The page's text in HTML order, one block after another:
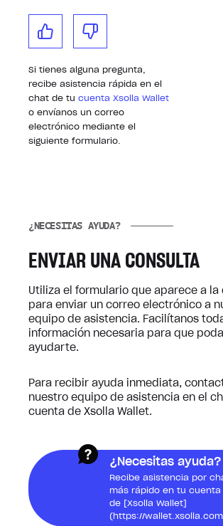
Si tienes alguna pregunta,
recibe asistencia rápida en el
chat de tu cuenta Xsolla Wallet
o envíanos un correo
electrónico mediante el
siguiente formulario.
¿NECESITAS AYUDA?
ENVIAR UNA CONSULTA
Utiliza el formulario que aparece a la
para enviar un correo electrónico a
equipo de asistencia. Facilítanos
información necesaria para que
ayudarte.
Para recibir ayuda inmediata,
nuestro equipo de asistencia en el
cuenta de Xsolla Wallet.
¿Necesitas ayuda?
Recibe asistencia por
más rápido en tu cuenta
de [Xsolla Wallet]
(https://